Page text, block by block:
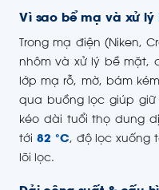
Vì sao bể mạ và xử lý
Trong mạ điện (Niken,
nhôm và xử lý bề mặt,
lớp mạ rỗ, mờ, bám
qua buồng lọc giúp
kéo dài tuổi thọ dung
tới 82 °C, độ lọc xuống
lõi lọc.